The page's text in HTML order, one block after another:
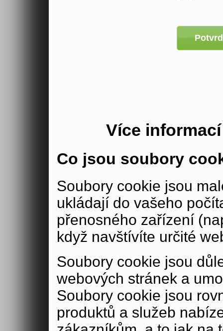
Více
Co jsou soubory
Soubory cookie jsou
ukládají do vašeho
přenosného zařízení
když navštívíte určité
Soubory cookie jsou
webových stránek a
Soubory cookie jsou
produktů a služeb